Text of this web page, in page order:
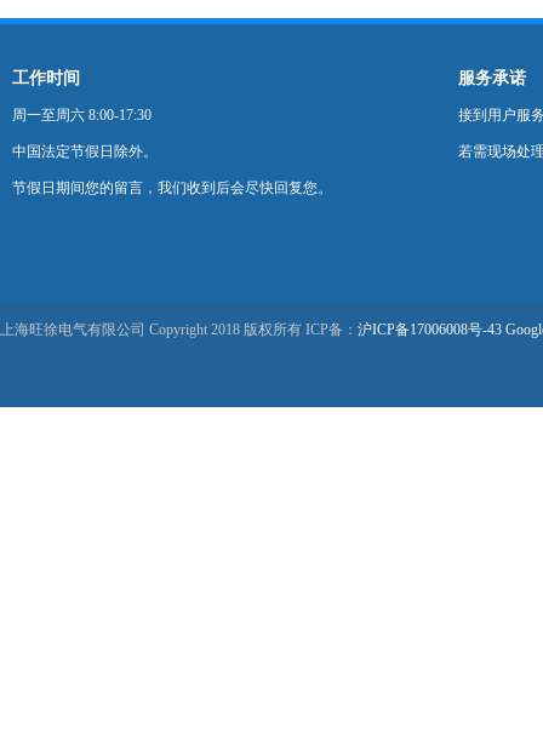
工作时间
周一至周六 8:00-17:30
中国法定节假日除外。
节假日期间您的留言，我们收到后会尽快回复您。
服务承诺
接到用户服
若需现场处
上海旺徐电气有限公司 Copyright 2018 版权所有 ICP备： 沪ICP备17006008号-43